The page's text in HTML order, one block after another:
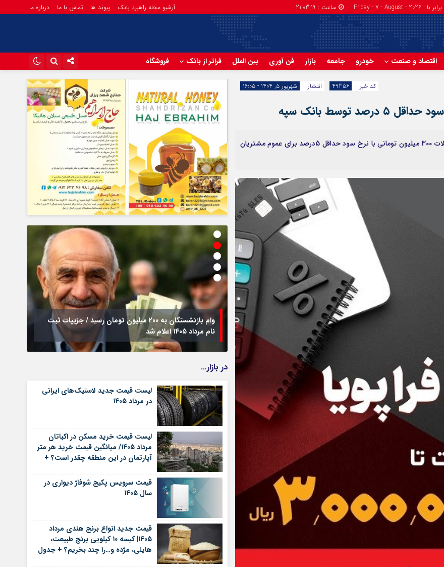
برابر با : Friday - 7 - August - 2026 ساعت : 21:03:20 آرشیو مجله راهبرد بانک پیوند ها تماس با ما درباره ما
اقتصاد و صنعت خودرو جامعه بازار فن آوری بین الملل فراتر از بانک فروشگاه
اینستاگرام
تلگرام
آپارات
انتشار : شهریور ۵, ۱۴۰۴ - ۱۶:۰۵ کد خبر : 49356
بانک سپه در قالب طرح سپرده امتیازی نگین فراپویا تسهیلات 300 میلیون تومانی با نرخ سود حداقل 5درصد برای عموم مشتریان
تمدید خودکار بیمه سلامت دهک‌های اقتصادی ۱ تا ۵ تهران
وام بازنشستگان به ۲۰۰ میلیون تومان رسید / جزییات ثبت
نام مرداد ۱۴۰۵ اعلام شد
در بازار…
لیست قیمت جدید لاستیک‌های ایرانی
در مرداد ۱۴۰۵
لیست قیمت خرید مسکن در اکباتان
مرداد ۱۴۰۵/ میانگین قیمت خرید هر متر
آپارتمان در این منطقه چقدر است؟ +
قیمت سرویس پکیج شوفاژ دیواری در
سال ۱۴۰۵
قیمت جدید انواع برنج هندی مرداد
۱۴۰۵| کیسه ۱۰ کیلویی برنج طبیعت،
هایلی، مژده و…را چند بخریم؟ + جدول